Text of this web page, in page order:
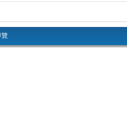
覽